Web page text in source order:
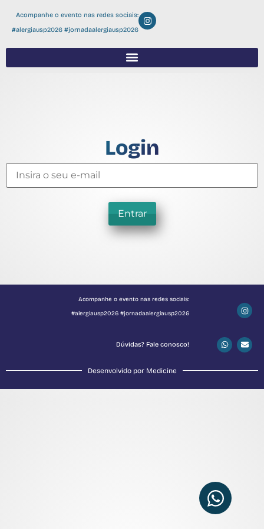
Acompanhe o evento nas redes sociais:
#alergiausp2026 #jornadaalergiausp2026
Login
Entrar
Acompanhe o evento nas redes sociais:
#alergiausp2026 #jornadaalergiausp2026
Dúvidas? Fale conosco!
Desenvolvido por Medicine